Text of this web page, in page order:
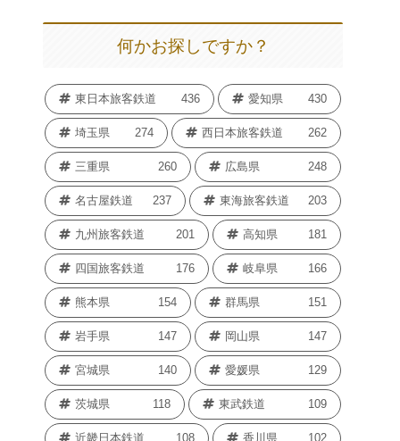
何かお探しですか？
東日本旅客鉄道 436 愛知県 430
埼玉県 274 西日本旅客鉄道 262
三重県 260 広島県 248
名古屋鉄道 237 東海旅客鉄道 203
九州旅客鉄道 201 高知県 181
四国旅客鉄道 176 岐阜県 166
熊本県 154 群馬県 151
岩手県 147 岡山県 147
宮城県 140 愛媛県 129
茨城県 118 東武鉄道 109
近畿日本鉄道 108 香川県 102